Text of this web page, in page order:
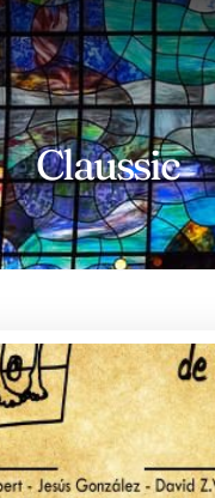
Claussic